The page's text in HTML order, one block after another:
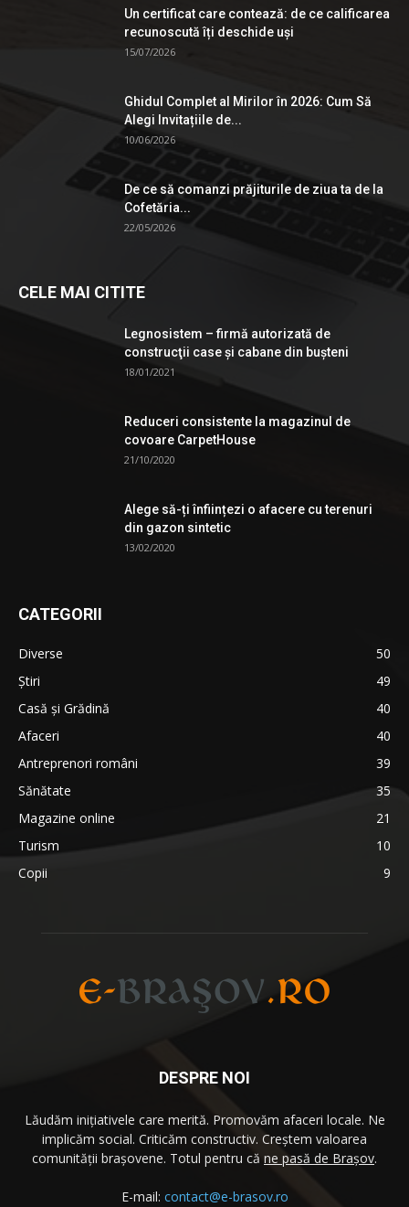
Un certificat care contează: de ce calificarea
recunoscută îți deschide uși
15/07/2026
Ghidul Complet al Mirilor în 2026: Cum Să
Alegi Invitațiile de...
10/06/2026
De ce să comanzi prăjiturile de ziua ta de la
Cofetăria...
22/05/2026
CELE MAI CITITE
Legnosistem – firmă autorizată de
construcţii case și cabane din bușteni
18/01/2021
Reduceri consistente la magazinul de
covoare CarpetHouse
21/10/2020
Alege să-ți înființezi o afacere cu terenuri
din gazon sintetic
13/02/2020
CATEGORII
Diverse
50
Știri
49
Casă și Grădină
40
Afaceri
40
Antreprenori români
39
Sănătate
35
Magazine online
21
Turism
10
Copii
9
DESPRE NOI
Lăudăm iniţiativele care merită. Promovăm afaceri locale. Ne
implicăm social. Criticăm constructiv. Creştem valoarea
comunităţii brașovene. Totul pentru că ne pasă de Brașov.
E-mail: contact@e-brasov.ro